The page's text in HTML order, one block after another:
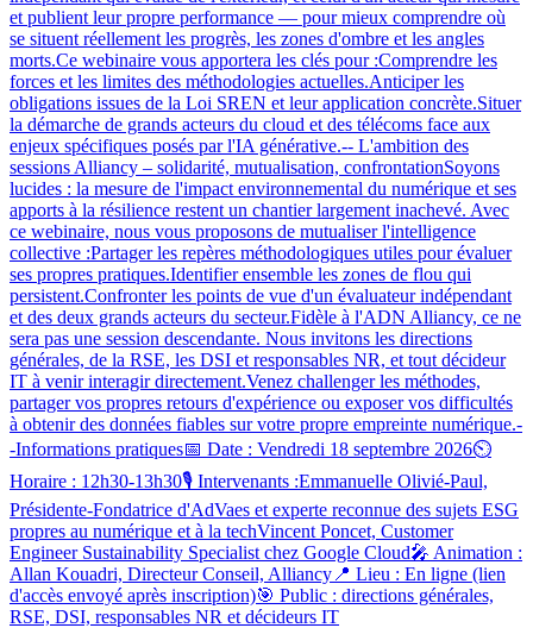
et publient leur propre performance — pour mieux comprendre où
se situent réellement les progrès, les zones d'ombre et les angles
morts.Ce webinaire vous apportera les clés pour :Comprendre les
forces et les limites des méthodologies actuelles.Anticiper les
obligations issues de la Loi SREN et leur application concrète.Situer
la démarche de grands acteurs du cloud et des télécoms face aux
enjeux spécifiques posés par l'IA générative.-- L'ambition des
sessions Alliancy – solidarité, mutualisation, confrontationSoyons
lucides : la mesure de l'impact environnemental du numérique et ses
apports à la résilience restent un chantier largement inachevé. Avec
ce webinaire, nous vous proposons de mutualiser l'intelligence
collective :Partager les repères méthodologiques utiles pour évaluer
ses propres pratiques.Identifier ensemble les zones de flou qui
persistent.Confronter les points de vue d'un évaluateur indépendant
et des deux grands acteurs du secteur.Fidèle à l'ADN Alliancy, ce ne
sera pas une session descendante. Nous invitons les directions
générales, de la RSE, les DSI et responsables NR, et tout décideur
IT à venir interagir directement.Venez challenger les méthodes,
partager vos propres retours d'expérience ou exposer vos difficultés
à obtenir des données fiables sur votre propre empreinte numérique.-
-Informations pratiques📅 Date : Vendredi 18 septembre 2026⏲️
Horaire : 12h30-13h30🎙️ Intervenants :Emmanuelle Olivié-Paul,
Présidente-Fondatrice d'AdVaes et experte reconnue des sujets ESG
propres au numérique et à la techVincent Poncet, Customer
Engineer Sustainability Specialist chez Google Cloud🎤 Animation :
Allan Kouadri, Directeur Conseil, Alliancy📍 Lieu : En ligne (lien
d'accès envoyé après inscription)🎯 Public : directions générales,
RSE, DSI, responsables NR et décideurs IT